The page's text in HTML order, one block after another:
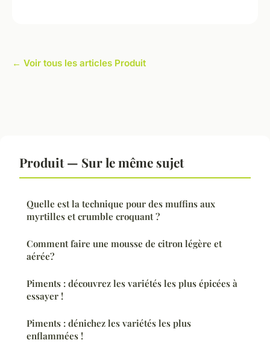
← Voir tous les articles Produit
Produit — Sur le même sujet
Quelle est la technique pour des muffins aux
myrtilles et crumble croquant ?
Comment faire une mousse de citron légère et
aérée?
Piments : découvrez les variétés les plus épicées à
essayer !
Piments : dénichez les variétés les plus
enflammées !